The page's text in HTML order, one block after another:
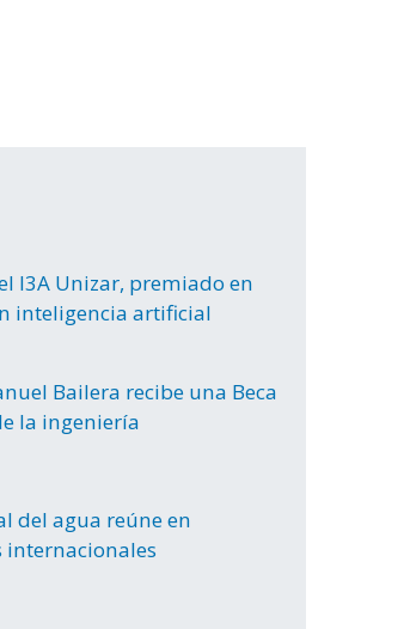
I3A Unizar, premiado en
inteligencia artificial
Bailera recibe una Beca
la ingeniería
del agua reúne en
internacionales